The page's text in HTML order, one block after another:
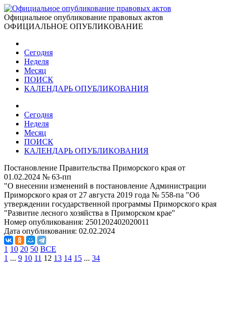
Официальное опубликование правовых актов
ОФИЦИАЛЬНОЕ ОПУБЛИКОВАНИЕ
Сегодня
Неделя
Месяц
ПОИСК
КАЛЕНДАРЬ ОПУБЛИКОВАНИЯ
Сегодня
Неделя
Месяц
ПОИСК
КАЛЕНДАРЬ ОПУБЛИКОВАНИЯ
Постановление Правительства Приморского края от
01.02.2024 № 63-пп
"О внесении изменений в постановление Администрации
Приморского края от 27 августа 2019 года № 558-па "Об
утверждении государственной программы Приморского края
"Развитие лесного хозяйства в Приморском крае"
Номер опубликования: 2501202402020011
Дата опубликования: 02.02.2024
1 10 20 50 ВСЕ
1 ... 9 10 11 12 13 14 15 ... 34